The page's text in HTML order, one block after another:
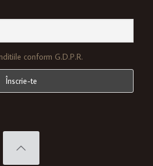
conform G.D.P.R.